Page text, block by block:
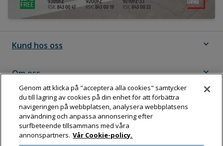
Kund hos oss expand_more
Om oss expand_more
Följ Dahl
Genom att klicka på "acceptera alla cookies" samtycker
du till lagring av cookies på din enhet för att förbättra
navigeringen på webbplatsen, analysera webbplatsens
användning och anpassa annonsering efter
surfbeteende tillsammans med våra
annonspartners. Vår Cookie-policy.